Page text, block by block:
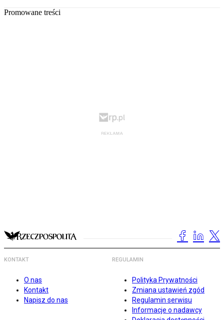
Promowane treści
KONTAKT
O nas
Kontakt
Napisz do nas
REGULAMIN
Polityka Prywatności
Zmiana ustawień zgód
Regulamin serwisu
Informacje o nadawcy